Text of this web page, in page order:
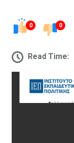
0 0
Read Time: